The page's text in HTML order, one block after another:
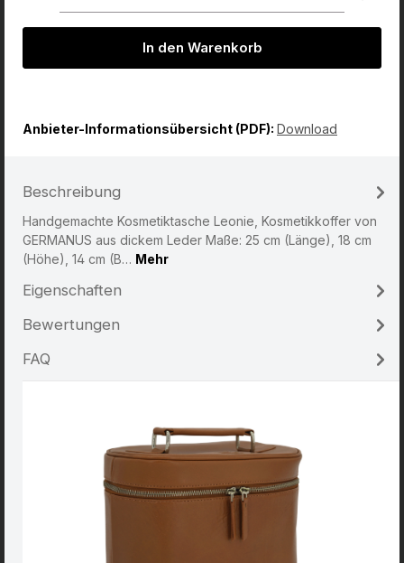
In den Warenkorb
Anbieter-Informationsübersicht (PDF): Download
Beschreibung
Handgemachte Kosmetiktasche Leonie, Kosmetikkoffer von
GERMANUS aus dickem Leder Maße: 25 cm (Länge), 18 cm
(Höhe), 14 cm (B… Mehr
Eigenschaften
Bewertungen
FAQ